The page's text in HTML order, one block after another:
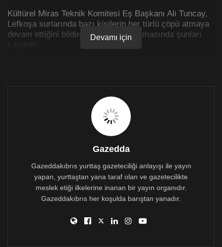
Kültürel Miras Teknik Komitesi Eş Başkanı Ali Tuncay,
Lefkoşa surlarında bazı kişilerin her türlü çöpü atmaya
devam ettiğini bildirdi. Tuncay açıklamasında şunları
kaydetti:
Çetinkaya arasındaki bölümleri temizlenmiştir.
Ancak sizlerle paylaşmakta olduğum fotoğraflar
maalesef bazı insanlarımızın hala surlara gerekli özeni
göstermemekte olduğunu hatırlatmıştır. Bir
vatandaşımız maalesef inşaat atıklarını düşüncesizce
surlardan aşağıya boca etmiştir.
Devamı için
Gazedda
Gazeddakıbrıs yurttaş gazeteciliği anlayışı ile yayın
yapan, yurttaştan yana taraf olan ve gazetecilikte
meslek etiği ilkelerine inanan bir yayın organıdır.
Gazeddakıbrıs her koşulda barıştan yanadır.